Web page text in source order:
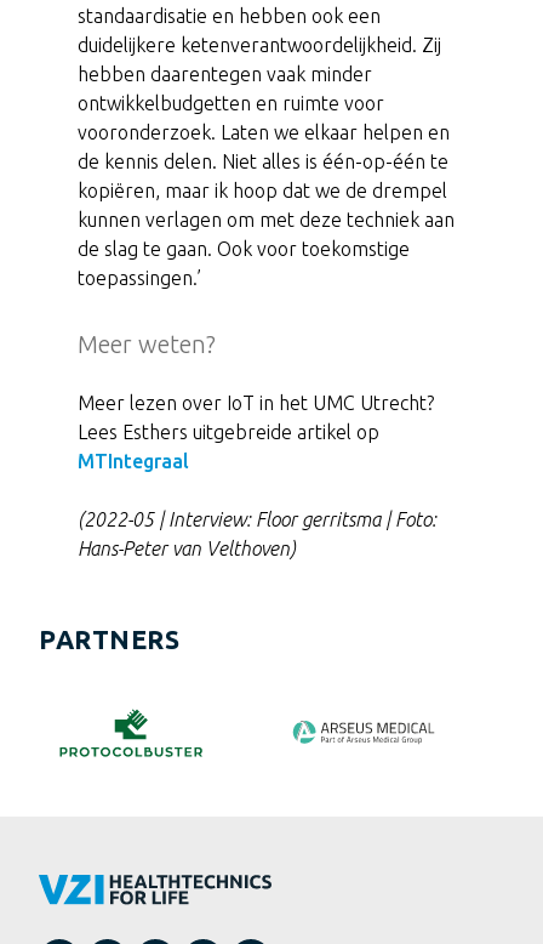
standaardisatie en hebben ook een
duidelijkere ketenverantwoordelijkheid. Zij
hebben daarentegen vaak minder
ontwikkelbudgetten en ruimte voor
vooronderzoek. Laten we elkaar helpen en
de kennis delen. Niet alles is één-op-één te
kopiëren, maar ik hoop dat we de drempel
kunnen verlagen om met deze techniek aan
de slag te gaan. Ook voor toekomstige
toepassingen.’
Meer weten?
Meer lezen over IoT in het UMC Utrecht?
Lees Esthers uitgebreide artikel op
MTIntegraal
(2022-05 | Interview: Floor gerritsma | Foto:
Hans-Peter van Velthoven)
PARTNERS